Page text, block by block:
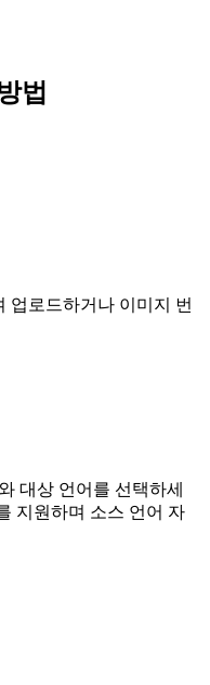
법
업로드하거나 이미지 번
대상 언어를 선택하세
지원하며 소스 언어 자